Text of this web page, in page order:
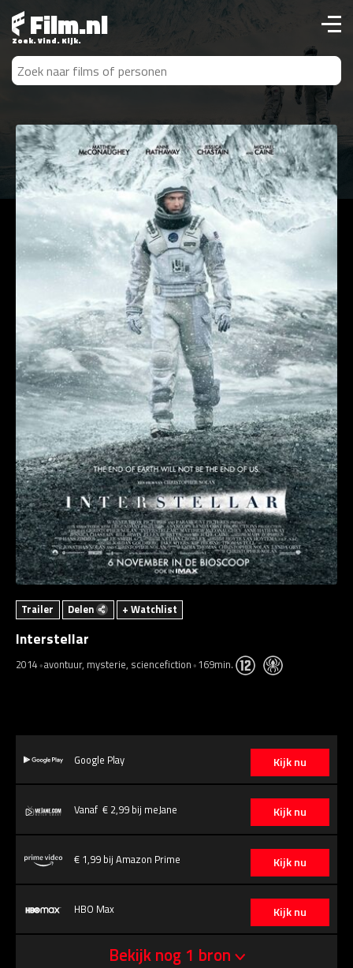
Film.nl
Zoek. Vind. Kijk.
Trailer Delen + Watchlist
Interstellar
2014 avontuur, mysterie, sciencefiction 169min.
Kijk nu
Google Play
Kijk nu
Vanaf € 2,99 bij meJane
Kijk nu
€ 1,99 bij Amazon Prime
Kijk nu
HBO Max
Bekijk nog 1 bron